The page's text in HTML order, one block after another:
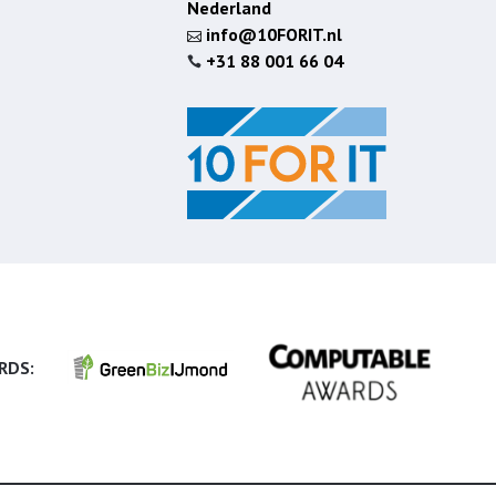
Nederland
 info@10FORIT.nl
 +31 88 001 66 04